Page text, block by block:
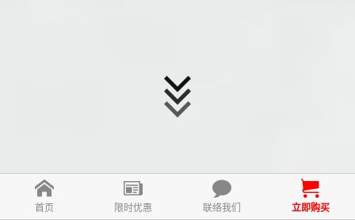
首页 限时优惠 联络我们 立即购买